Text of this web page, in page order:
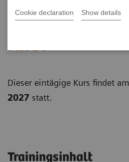
Cookie declaration Show details
MR 3T
Dieser eintägige Kurs findet am
2027 statt.
Trainingsinhalt